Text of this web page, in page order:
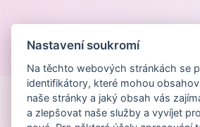
Nastavení soukromí
Na těchto webových stránkách se
identifikátory, které mohou
naše stránky a jaký obsah vás
a zlepšovat naše služby a vyvíjet